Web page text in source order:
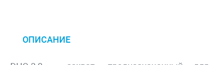
ОПИСАНИЕ